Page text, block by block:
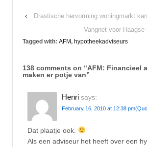
‹
Drastische hervorming woningmarkt
Vangnet voor Haagse
Tagged with: AFM, hypotheekadviseurs
138 comments on “AFM: Financieel
maken er potje van”
Henri says:
February 16, 2010 at 12:38 pm
Dat plaatje ook.
Als een adviseur het heeft over een